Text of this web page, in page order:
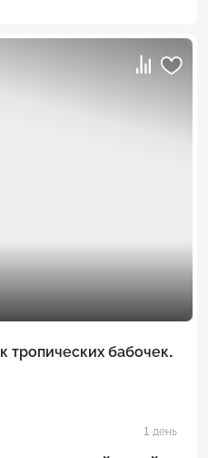
тропических бабочек.
1 день